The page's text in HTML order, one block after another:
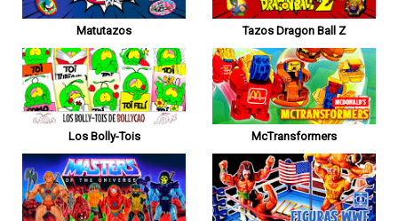
Matutazos Tazos Dragon Ball Z
Los Bolly-Tois McTransformers